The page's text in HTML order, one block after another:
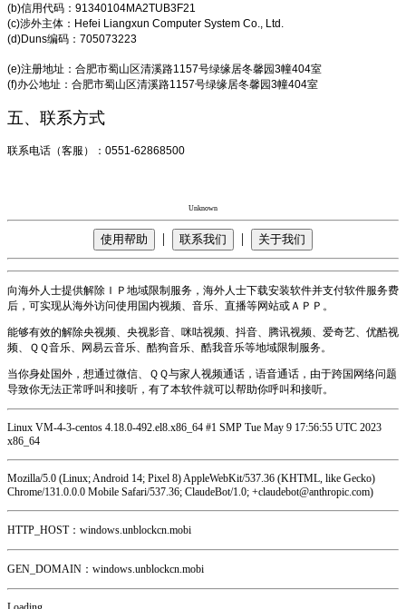
(b)信用代码：91340104MA2TUB3F21
(c)涉外主体：Hefei Liangxun Computer System Co., Ltd.
(d)Duns编码：705073223
(e)注册地址：合肥市蜀山区清溪路1157号绿缘居冬馨园3幢404室
(f)办公地址：合肥市蜀山区清溪路1157号绿缘居冬馨园3幢404室
五、联系方式
联系电话（客服）：0551-62868500
Unknown
使用帮助 | 联系我们 | 关于我们
向海外人士提供解除ＩＰ地域限制服务，海外人士下载安装软件并支付软件服务费
后，可实现从海外访问使用国内视频、音乐、直播等网站或ＡＰＰ。
能够有效的解除央视频、央视影音、咪咕视频、抖音、腾讯视频、爱奇艺、优酷视
频、ＱＱ音乐、网易云音乐、酷狗音乐、酷我音乐等地域限制服务。
当你身处国外，想通过微信、ＱＱ与家人视频通话，语音通话，由于跨国网络问题
导致你无法正常呼叫和接听，有了本软件就可以帮助你呼叫和接听。
Linux VM-4-3-centos 4.18.0-492.el8.x86_64 #1 SMP Tue May 9 17:56:55 UTC 2023
x86_64
Mozilla/5.0 (Linux; Android 14; Pixel 8) AppleWebKit/537.36 (KHTML, like Gecko)
Chrome/131.0.0.0 Mobile Safari/537.36; ClaudeBot/1.0; +claudebot@anthropic.com)
HTTP_HOST：windows.unblockcn.mobi
GEN_DOMAIN：windows.unblockcn.mobi